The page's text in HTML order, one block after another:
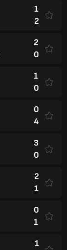
1
2
2
0
1
0
0
4
3
0
2
1
0
1
1